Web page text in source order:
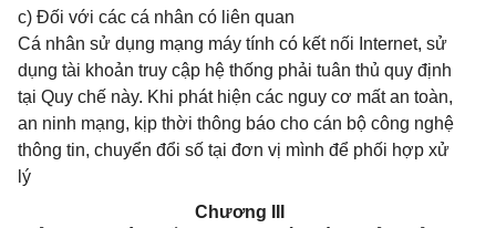
c) Đối với các cá nhân có liên quan
Cá nhân sử dụng mạng máy tính có kết nối Internet, sử
dụng tài khoản truy cập hệ thống phải tuân thủ quy định
tại Quy chế này. Khi phát hiện các nguy cơ mất an toàn,
an ninh mạng, kịp thời thông báo cho cán bộ công nghệ
thông tin, chuyển đổi số tại đơn vị mình để phối hợp xử
lý
Chương III